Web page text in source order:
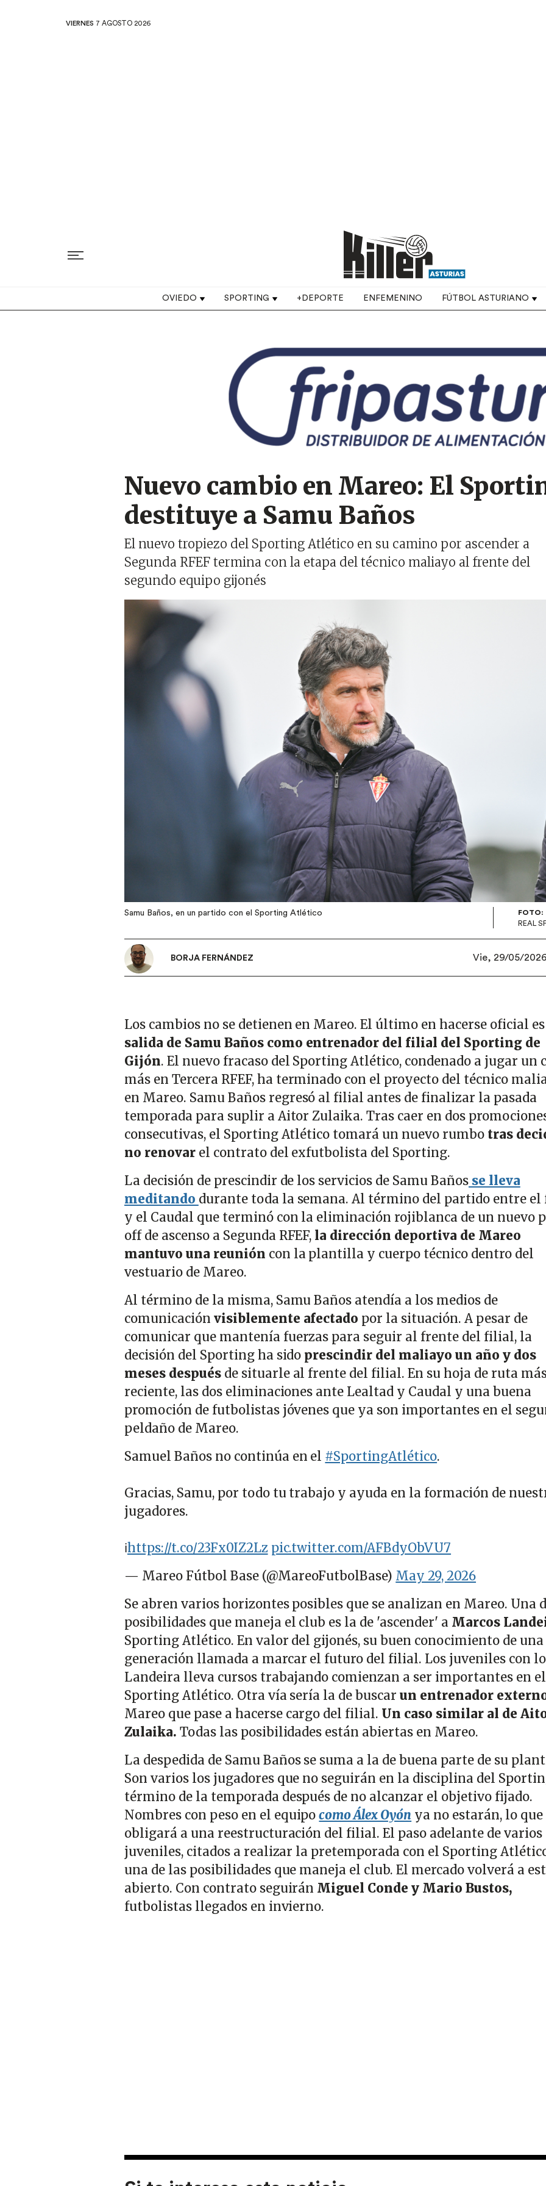
VIERNES 7 AGOSTO 2026
Top navigation
OVIEDO SPORTING +DEPORTE ENFEMENINO FÚTBOL ASTURIANO
Nuevo cambio en Mareo: El
destituye a Samu Baños
El nuevo tropiezo del Sporting Atlético en su camino por ascender a
Segunda RFEF termina con la etapa del técnico maliayo al frente del
segundo equipo gijonés
Imagen
Samu Baños, en un partido con el Sporting Atlético
FOTO:
REAL
BORJA FERNÁNDEZ Vie, 29/05/2026
Los cambios no se detienen en Mareo. El último en hacerse oficial es
salida de Samu Baños como entrenador del filial del Sporting de
Gijón. El nuevo fracaso del Sporting Atlético, condenado a jugar un
más en Tercera RFEF, ha terminado con el proyecto del técnico
en Mareo. Samu Baños regresó al filial antes de finalizar la pasada
temporada para suplir a Aitor Zulaika. Tras caer en dos
consecutivas, el Sporting Atlético tomará un nuevo rumbo tras
no renovarel contrato del exfutbolista del Sporting.
La decisión de prescindir de los servicios de Samu Bañosse lleva
meditando durante toda la semana. Al término del partido entre
y el Caudal que terminó con la eliminación rojiblanca de un nuevo
off de ascenso a Segunda RFEF, la dirección deportiva de Mareo
mantuvo una reunión con la plantilla y cuerpo técnico dentro del
vestuario de Mareo.
Al término de la misma, Samu Baños atendía a los medios de
comunicación visiblemente afectado por la situación. A pesar de
comunicar que mantenía fuerzas para seguir al frente del filial, la
decisión del Sporting ha sido prescindir del maliayo un año y dos
meses después de situarle al frente del filial. En su hoja de ruta
reciente, las dos eliminaciones ante Lealtad y Caudal y una buena
promoción de futbolistas jóvenes que ya son importantes en el
peldaño de Mareo.
Samuel Baños no continúa en el #SportingAtlético.
Gracias, Samu, por todo tu trabajo y ayuda en la formación de
jugadores.
ℹ️https://t.co/23Fx0IZ2Lz pic.twitter.com/AFBdyObVU7
— Mareo Fútbol Base (@MareoFutbolBase) May 29, 2026
Se abren varios horizontes posibles que se analizan en Mareo. Una
posibilidades que maneja el club es la de 'ascender' a Marcos
Sporting Atlético. En valor del gijonés, su buen conocimiento de una
generación llamada a marcar el futuro del filial. Los juveniles con
Landeira lleva cursos trabajando comienzan a ser importantes en el
Sporting Atlético. Otra vía sería la de buscarun entrenador
Mareo que pase a hacerse cargo del filial. Un caso similar al de
Zulaika. Todas las posibilidades están abiertas en Mareo.
La despedida de Samu Baños se suma a la de buena parte de su
Son varios los jugadores que no seguirán en la disciplina del
término de la temporada después de no alcanzar el objetivo fijado.
Nombres con peso en el equipocomo Álex Oyón ya no estarán, lo que
obligará a una reestructuración del filial. El paso adelante de varios
juveniles, citados a realizar la pretemporada con el Sporting
una de las posibilidades que maneja el club. El mercado volverá a
abierto. Con contrato seguirán Miguel Conde y Mario Bustos,
futbolistas llegados en invierno.